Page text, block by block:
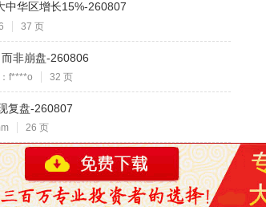
中华区增长15%-260807
37 页
非崩盘-260806
f****o 32 页
复盘-260807
26 页